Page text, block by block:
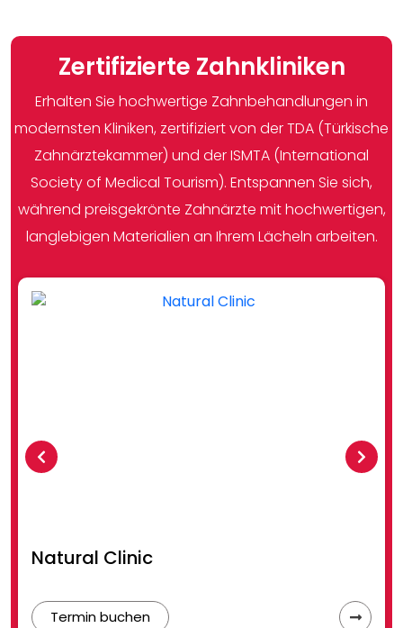
Zertifizierte Zahnkliniken
Erhalten Sie hochwertige Zahnbehandlungen in
modernsten Kliniken, zertifiziert von der TDA (Türkische
Zahnärztekammer) und der ISMTA (International
Society of Medical Tourism). Entspannen Sie sich,
während preisgekrönte Zahnärzte mit hochwertigen,
langlebigen Materialien an Ihrem Lächeln arbeiten.
Natural Clinic
Termin buchen